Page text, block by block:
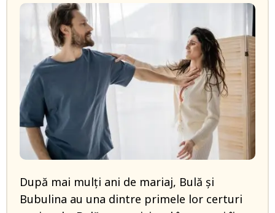
După mai mulți ani de mariaj, Bulă și
Bubulina au una dintre primele lor certuri